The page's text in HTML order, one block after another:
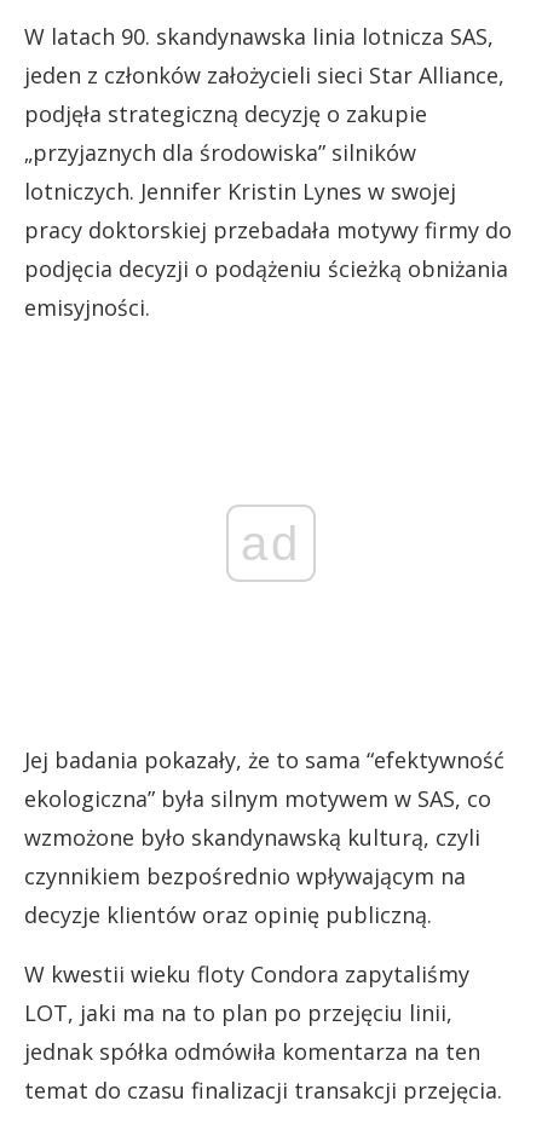
W latach 90. skandynawska linia lotnicza SAS,
jeden z członków założycieli sieci Star Alliance,
podjęła strategiczną decyzję o zakupie
„przyjaznych dla środowiska” silników
lotniczych. Jennifer Kristin Lynes w swojej
pracy doktorskiej przebadała motywy firmy do
podjęcia decyzji o podążeniu ścieżką obniżania
emisyjności.
ad
Jej badania pokazały, że to sama “efektywność
ekologiczna” była silnym motywem w SAS, co
wzmożone było skandynawską kulturą, czyli
czynnikiem bezpośrednio wpływającym na
decyzje klientów oraz opinię publiczną.
W kwestii wieku floty Condora zapytaliśmy
LOT, jaki ma na to plan po przejęciu linii,
jednak spółka odmówiła komentarza na ten
temat do czasu finalizacji transakcji przejęcia.